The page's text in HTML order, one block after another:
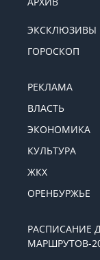
ЭКСКЛЮЗИВЫ
ГОРОСКОП
РЕКЛАМА
ВЛАСТЬ
ЭКОНОМИКА
КУЛЬТУРА
ЖКХ
ОРЕНБУРЖЬЕ
РАСПИСАНИЕ
МАРШРУТОВ-